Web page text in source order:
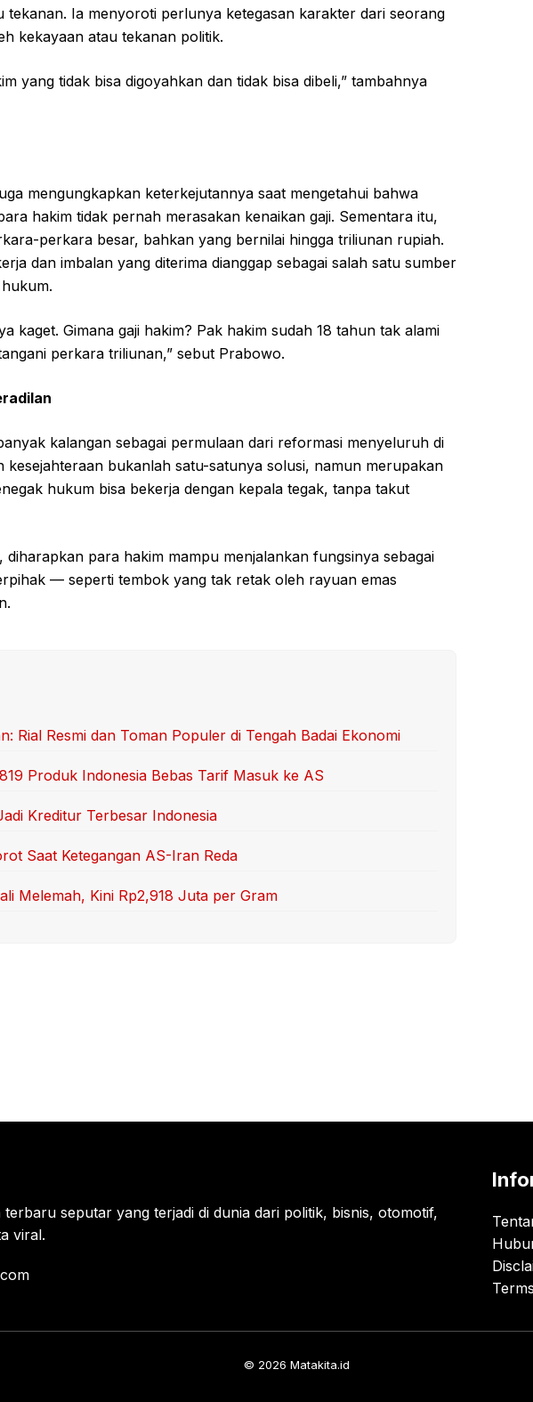
tekanan. Ia menyoroti perlunya ketegasan karakter dari seorang
kekayaan atau tekanan politik.
yang tidak bisa digoyahkan dan tidak bisa dibeli,” tambahnya
mengungkapkan keterkejutannya saat mengetahui bahwa
hakim tidak pernah merasakan kenaikan gaji. Sementara itu,
perkara besar, bahkan yang bernilai hingga triliunan rupiah.
dan imbalan yang diterima dianggap sebagai salah satu sumber
kaget. Gimana gaji hakim? Pak hakim sudah 18 tahun tak alami
perkara triliunan,” sebut Prabowo.
kalangan sebagai permulaan dari reformasi menyeluruh di
bukanlah satu-satunya solusi, namun merupakan
hukum bisa bekerja dengan kepala tegak, tanpa takut
diharapkan para hakim mampu menjalankan fungsinya sebagai
— seperti tembok yang tak retak oleh rayuan emas
Rial Resmi dan Toman Populer di Tengah Badai Ekonomi
Produk Indonesia Bebas Tarif Masuk ke AS
Kreditur Terbesar Indonesia
Saat Ketegangan AS-Iran Reda
Melemah, Kini Rp2,918 Juta per Gram
terbaru seputar yang terjadi di dunia dari politik, bisnis, otomotif,
viral.
© 2026 Matakita.id